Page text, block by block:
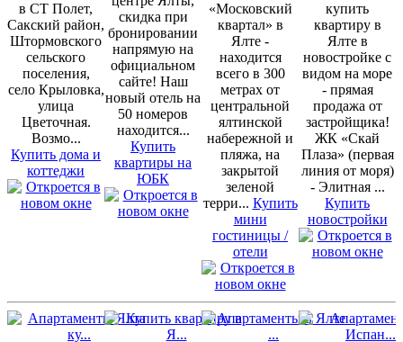
в СТ Полет,
Сакский район,
Штормовского
сельского
поселения,
село Крыловка,
улица
Цветочная.
Возмо...
Купить дома и
коттеджи
скидка при
бронировании
напрямую на
официальном
сайте! Наш
новый отель на
50 номеров
находится...
Купить
квартиры на
ЮБК
«Московский
квартал» в
Ялте -
находится
всего в 300
метрах от
центральной
ялтинской
набережной и
пляжа, на
закрытой
зеленой
терри... Купить
мини
гостиницы /
отели
купить
квартиру в
Ялте в
новостройке с
видом на море
- прямая
продажа от
застройщика!
ЖК «Скай
Плаза» (первая
линия от моря)
- Элитная ...
Купить
новостройки